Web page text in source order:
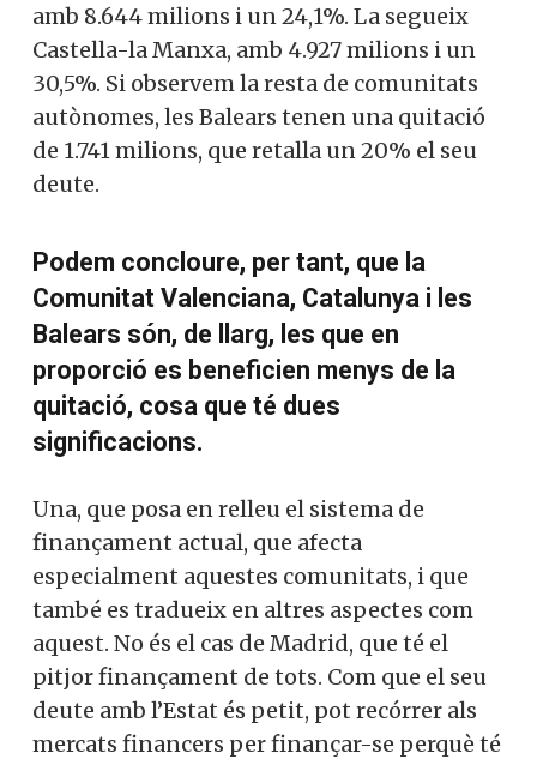
amb 8.644 milions i un 24,1%. La segueix
Castella-la Manxa, amb 4.927 milions i un
30,5%. Si observem la resta de comunitats
autònomes, les Balears tenen una quitació
de 1.741 milions, que retalla un 20% el seu
deute.
Podem concloure, per tant, que la
Comunitat Valenciana, Catalunya i les
Balears són, de llarg, les que en
proporció es beneficien menys de la
quitació, cosa que té dues
significacions.
Una, que posa en relleu el sistema de
finançament actual, que afecta
especialment aquestes comunitats, i que
també es tradueix en altres aspectes com
aquest. No és el cas de Madrid, que té el
pitjor finançament de tots. Com que el seu
deute amb l’Estat és petit, pot recórrer als
mercats financers per finançar-se perquè té